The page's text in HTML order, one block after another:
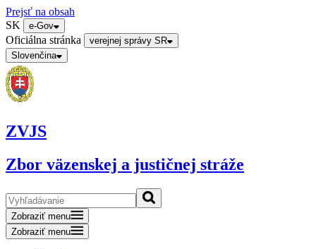
Prejsť na obsah
SK
e-Gov
Oficiálna stránka
verejnej správy SR
Slovenčina
ZVJS
Zbor väzenskej a justičnej stráže
Zobraziť menu
Zobraziť menu